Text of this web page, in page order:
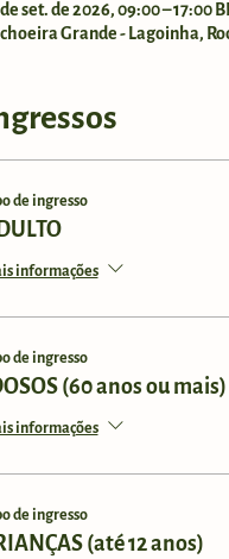
set. de 2026, 09:00 – 17:00
Grande - Lagoinha,
de ingresso
informações
de ingresso
(60 anos ou mais)
informações
de ingresso
(até 12 anos)